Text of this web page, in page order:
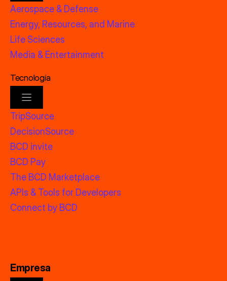
Aerospace & Defense
Energy, Resources, and Marine
Life Sciences
Media & Entertainment
Tecnología
TripSource
DecisionSource
BCD invite
BCD Pay
The BCD Marketplace
APIs & Tools for Developers
Connect by BCD
Empresa